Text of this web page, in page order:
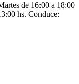
de 16:00 a 18:00
hs. Conduce: